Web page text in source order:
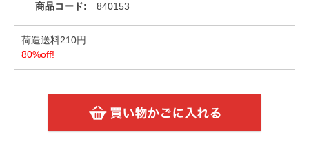
商品コード 840153
荷造送料210円
80%off!